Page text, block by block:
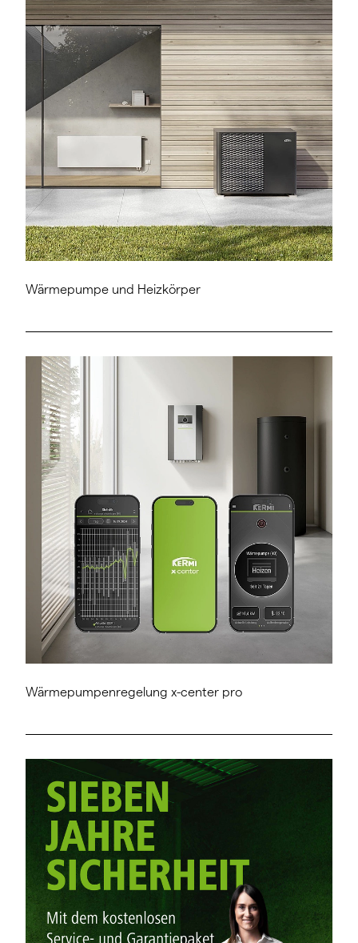
Wärmepumpe und Heizkörper
Wärmepumpenregelung x-center pro